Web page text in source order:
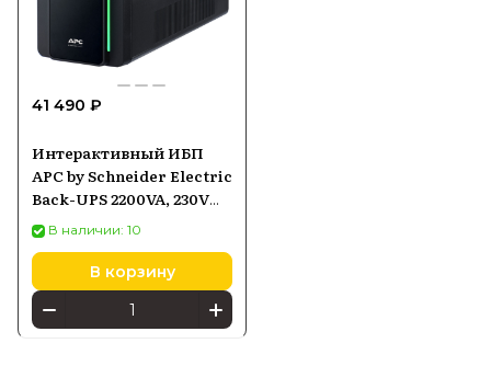
41 490 ₽
Интерактивный ИБП
APC by Schneider Electric
Back-UPS 2200VA, 230V
(BX2200MI) черный
В наличии: 10
В корзину